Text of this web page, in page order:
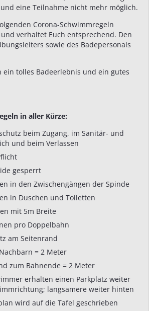
eine Teilnahme nicht mehr möglich.
Corona-Schwimmregeln
verhaltet Euch entsprechend. Den
sowie des Badepersonals
ein tolles Badeerlebnis und ein gutes
in aller Kürze:
beim Zugang, im Sanitär- und
und beim Verlassen
gesperrt
in den Zwischengängen der Spinde
in Duschen und Toiletten
mit 5m Breite
pro Doppelbahn
am Seitenrand
= 2 Meter
zum Bahnende = 2 Meter
erhalten einen Parkplatz weiter
langsamere weiter hinten
wird auf die Tafel geschrieben